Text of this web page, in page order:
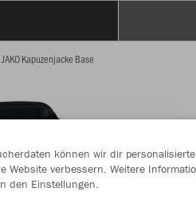
JAKO Kapuzenjacke Base
können wir dir personalisierte
Website verbessern. Weitere
den Einstellungen.